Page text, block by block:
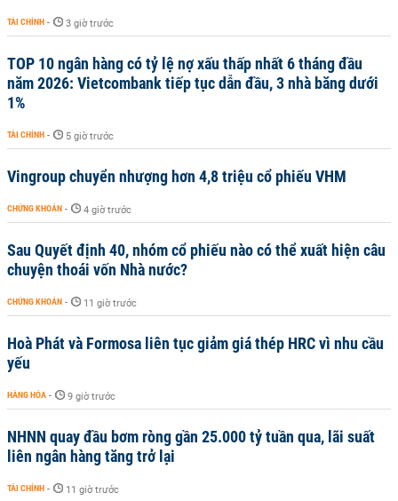
TÀI CHÍNH - 3 giờ trước
TOP 10 ngân hàng có tỷ lệ nợ xấu thấp nhất 6 tháng đầu
năm 2026: Vietcombank tiếp tục dẫn đầu, 3 nhà băng dưới
1%
TÀI CHÍNH - 5 giờ trước
Vingroup chuyển nhượng hơn 4,8 triệu cổ phiếu VHM
CHỨNG KHOÁN - 4 giờ trước
Sau Quyết định 40, nhóm cổ phiếu nào có thể xuất hiện câu
chuyện thoái vốn Nhà nước?
CHỨNG KHOÁN - 11 giờ trước
Hoà Phát và Formosa liên tục giảm giá thép HRC vì nhu cầu
yếu
HÀNG HÓA - 9 giờ trước
NHNN quay đầu bơm ròng gần 25.000 tỷ tuần qua, lãi suất
liên ngân hàng tăng trở lại
TÀI CHÍNH - 11 giờ trước